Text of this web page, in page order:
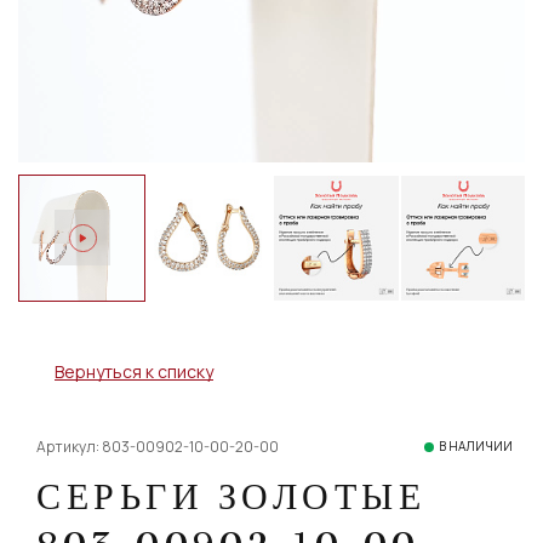
Вернуться к списку
Артикул: 803-00902-10-00-20-00 В НАЛИЧИИ
СЕРЬГИ ЗОЛОТЫЕ